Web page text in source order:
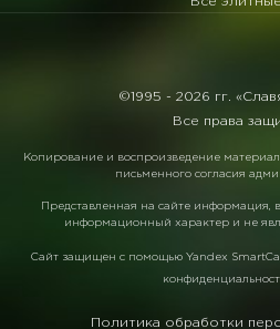
©1995 - 2026 гг.
Все права
Копирование и воспроизведение
письменного согласия
Представленная на сайте информация, в
информационный характер и не
Сайт защищен с помощью Yandex
Политика обработки